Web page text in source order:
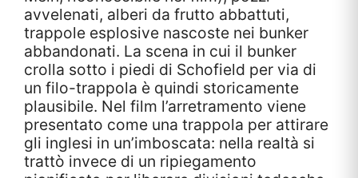
avvelenati, alberi da frutto abbattuti,
trappole esplosive nascoste nei bunker
abbandonati. La scena in cui il bunker
crolla sotto i piedi di Schofield per via di
un filo-trappola è quindi storicamente
plausibile. Nel film l’arretramento viene
presentato come una trappola per attirare
gli inglesi in un’imboscata: nella realtà si
trattò invece di un ripiegamento